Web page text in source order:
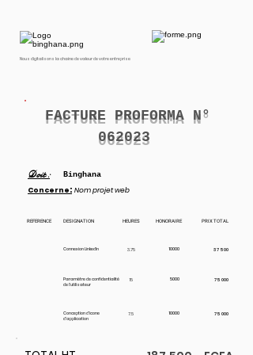
Nous digitalisons la chaine de valeur de votre entreprise
FACTURE PROFORMA N°
062023
Doit : Binghana
Concerne: Nom projet web
REFERENCE DESIGNATION HEURES HONORAIRE PRIX TOTAL
Connexion LinkedIn 3.75 10000 37 500
Paramètre de confidentialité
de l'utilisateur
15 5000 75 000
Conception d'icone
d'application
7.5 10000 75 000